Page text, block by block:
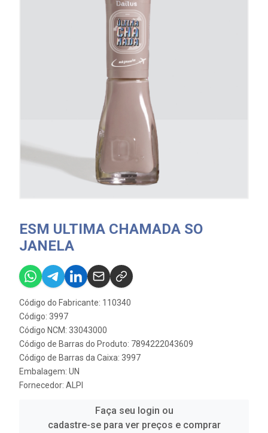
ESM ULTIMA CHAMADA SO
JANELA
Código do Fabricante: 110340
Código: 3997
Código NCM: 33043000
Código de Barras do Produto: 7894222043609
Código de Barras da Caixa: 3997
Embalagem: UN
Fornecedor: ALPI
Faça seu login ou
cadastre-se para ver preços e comprar